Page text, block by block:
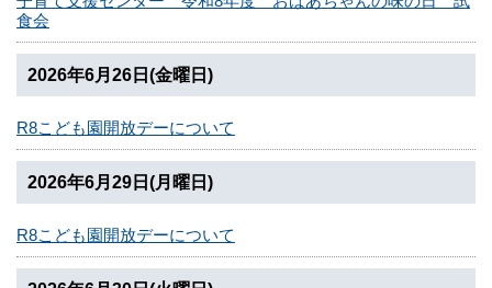
食会
2026年6月26日(金曜日)
R8こども園開放デーについて
2026年6月29日(月曜日)
R8こども園開放デーについて